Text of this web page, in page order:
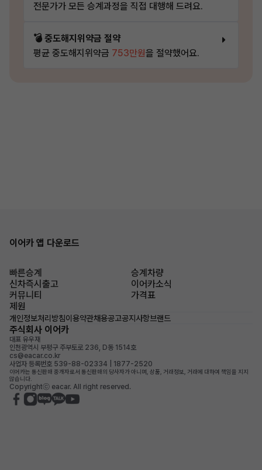
전문가가 모든 승계과정을 직접 대행해 드려요.
💣 중도해지위약금 절약
평균 중도해지위약금 753만원을 절약했어요.
이어카 앱 다운로드
빠른승계
승계차량
신차즉시출고
이어카소식
커뮤니티
가격표
제원
개인정보처리방침이용약관채용공고공지사항브랜드
주식회사 이어카
대표 유우재
인천광역시 부평구 주부토로 236, D동 1514호
cs@eacar.co.kr
사업자 등록번호 539-88-02334 | 1877-2520
이어카는 통신판매 중개자로서 통신판매의 당사자가 아니며, 상품, 거래정보, 거래에 대하여 책임을 지지
않습니다.
Copyrightⓒ eacar. All right reserved.